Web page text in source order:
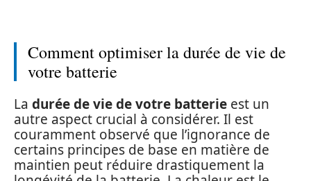
Comment optimiser la durée de vie de
votre batterie
La durée de vie de votre batterie est un
autre aspect crucial à considérer. Il est
couramment observé que l’ignorance de
certains principes de base en matière de
maintien peut réduire drastiquement la